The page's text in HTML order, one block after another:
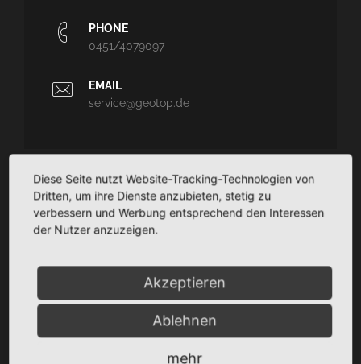
PHONE
0451/4079097
EMAIL
service@geotop.de
GEOTOP
Ingenieurvermessung und Architekturvermessung - CAD-
Liegenschaftsmanagement
Diese Seite nutzt Website-Tracking-Technologien von
Dritten, um ihre Dienste anzubieten, stetig zu
verbessern und Werbung entsprechend den Interessen
der Nutzer anzuzeigen.
Akzeptieren
Ablehnen
mehr